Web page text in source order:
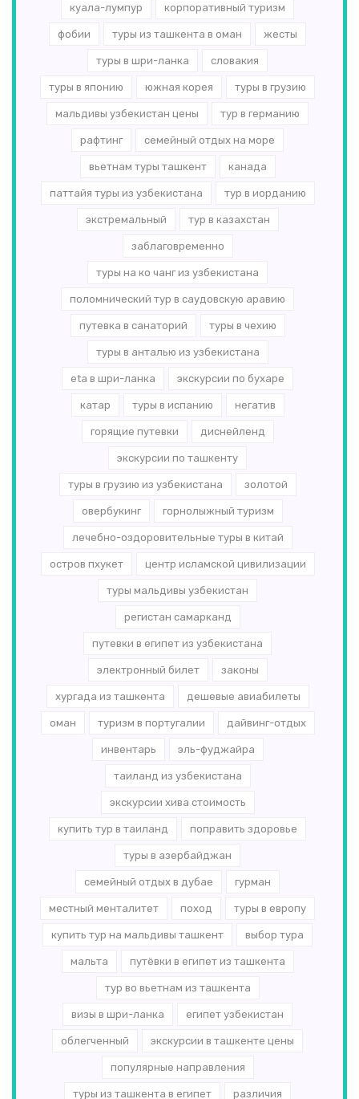
куала-лумпур корпоративный туризм
фобии туры из ташкента в оман жесты
туры в шри-ланка словакия
туры в японию южная корея туры в грузию
мальдивы узбекистан цены тур в германию
рафтинг семейный отдых на море
вьетнам туры ташкент канада
паттайя туры из узбекистана тур в иорданию
экстремальный тур в казахстан
заблаговременно
туры на ко чанг из узбекистана
поломнический тур в саудовскую аравию
путевка в санаторий туры в чехию
туры в анталью из узбекистана
eta в шри-ланка экскурсии по бухаре
катар туры в испанию негатив
горящие путевки диснейленд
экскурсии по ташкенту
туры в грузию из узбекистана золотой
овербукинг горнолыжный туризм
лечебно-оздоровительные туры в китай
остров пхукет центр исламской цивилизации
туры мальдивы узбекистан
регистан самарканд
путевки в египет из узбекистана
электронный билет законы
хургада из ташкента дешевые авиабилеты
оман туризм в португалии дайвинг-отдых
инвентарь эль-­фуджайра
таиланд из узбекистана
экскурсии хива стоимость
купить тур в таиланд поправить здоровье
туры в азербайджан
семейный отдых в дубае гурман
местный менталитет поход туры в европу
купить тур на мальдивы ташкент выбор тура
мальта путёвки в египет из ташкента
тур во вьетнам из ташкента
визы в шри-ланка египет узбекистан
облегченный экскурсии в ташкенте цены
популярные направления
туры из ташкента в египет различия